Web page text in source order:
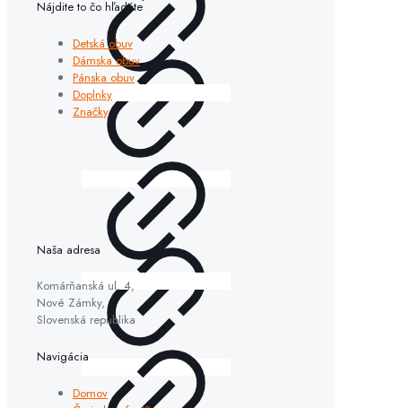
Nájdite to čo hľadáte
Detská obuv
Dámska obuv
Pánska obuv
Doplnky
Značky
Naša adresa
Komárňanská ul. 4,
Nové Zámky,
Slovenská republika
Navigácia
Domov